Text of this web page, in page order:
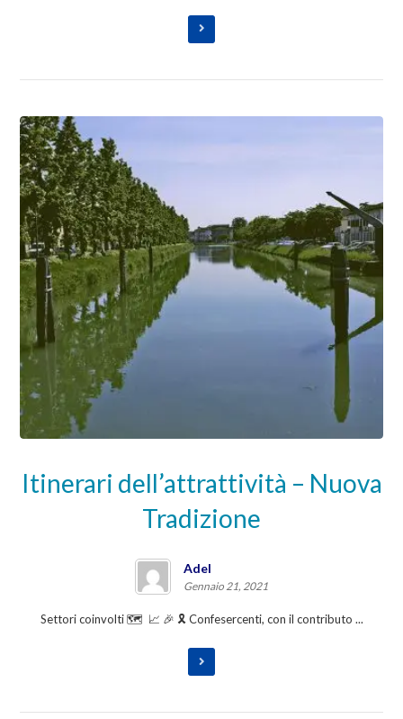
Itinerari dell’attrattività – Nuova
Tradizione
Adel
Gennaio 21, 2021
Settori coinvolti 🗺️ 📈 🎉 🎗️ Confesercenti, con il contributo ...